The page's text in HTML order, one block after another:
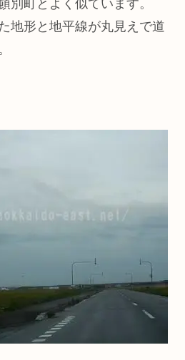
別町とよく似ています。
地形と地平線が丸見えで道